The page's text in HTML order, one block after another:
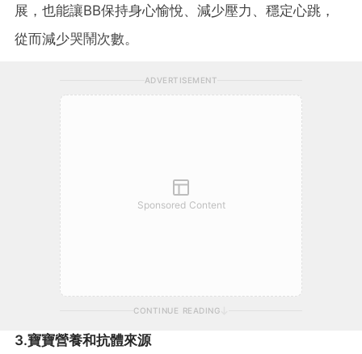
展，也能讓BB保持身心愉悅、減少壓力、穩定心跳，
從而減少哭鬧次數。
ADVERTISEMENT
Sponsored Content
CONTINUE READING
3.寶寶營養和抗體來源